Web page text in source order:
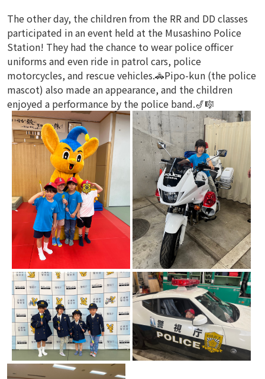
The other day, the children from the RR and DD classes
participated in an event held at the Musashino Police
Station! They had the chance to wear police officer
uniforms and even ride in patrol cars, police
motorcycles, and rescue vehicles.🚓Pipo-kun (the police
mascot) also made an appearance, and the children
enjoyed a performance by the police band.🎷🎼